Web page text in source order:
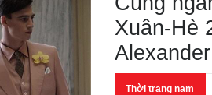
Xuân-Hè
Thời trang nam